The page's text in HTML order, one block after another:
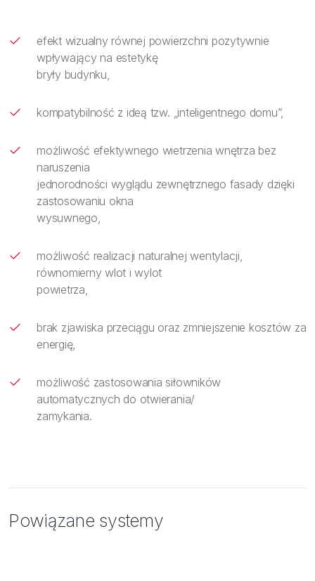
efekt wizualny równej powierzchni pozytywnie
wpływający na estetykę
bryły budynku,
kompatybilność z ideą tzw. „inteligentnego domu”,
możliwość efektywnego wietrzenia wnętrza bez
naruszenia
jednorodności wyglądu zewnętrznego fasady dzięki
zastosowaniu okna
wysuwnego,
możliwość realizacji naturalnej wentylacji,
równomierny wlot i wylot
powietrza,
brak zjawiska przeciągu oraz zmniejszenie kosztów za
energię,
możliwość zastosowania siłowników
automatycznych do otwierania/
zamykania.
Powiązane systemy